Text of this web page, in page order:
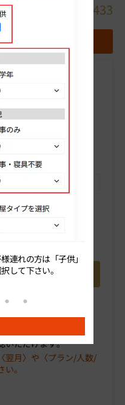
連れの方は「子供」
して下さい。
続いて
082-569-6433
に追加する
作方法を表示
供
タイプを選択
いただけます。
翌月〉や〈プラン/人数/
。